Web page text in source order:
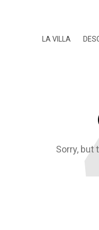
LA VILLA
Sorry, but